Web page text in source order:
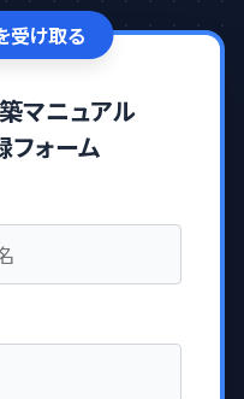
受け取る
マニュアル
フォーム